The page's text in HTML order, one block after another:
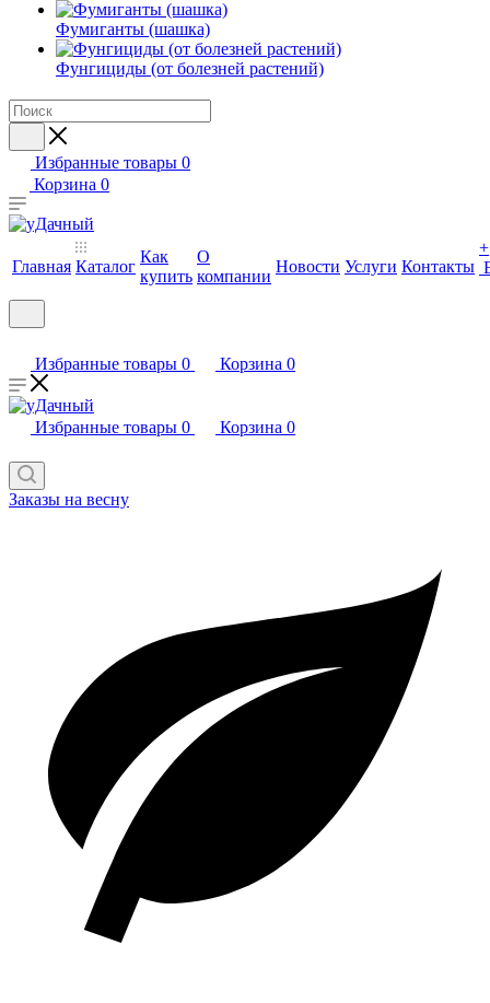
Фумиганты (шашка)
Фунгициды (от болезней растений)
Избранные товары 0
Корзина 0
Главная Каталог
Как
купить
О
компании
Новости Услуги Контакты
+
Избранные товары 0 Корзина 0
Избранные товары 0 Корзина 0
Заказы на весну